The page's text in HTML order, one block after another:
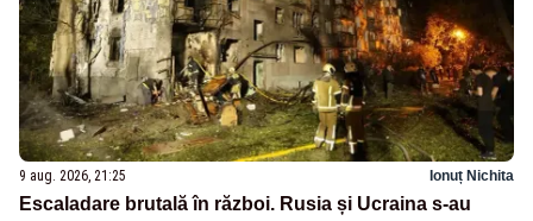
9 aug. 2026, 21:25 Ionuț Nichita
Escaladare brutală în război. Rusia și Ucraina s-au